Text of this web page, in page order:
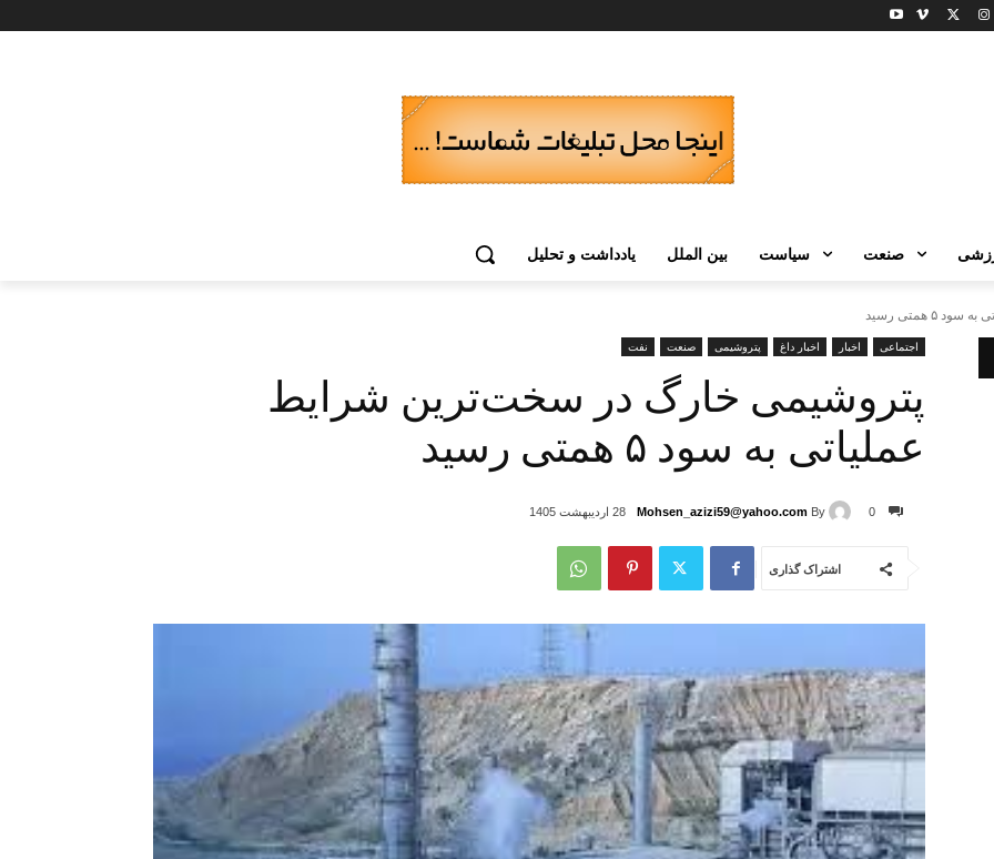
صنعت سیاست بین الملل یادداشت و تحلیل
همتی رسید
اجتماعی
اخبار اخبار داغ پتروشیمی صنعت نفت
پتروشیمی خارگ در سخت‌ترین شرایط
عملیاتی به سود ۵ همتی رسید
By
Mohsen_azizi59@yahoo.com 28 اردیبهشت 1405 0
اشتراک گذاری